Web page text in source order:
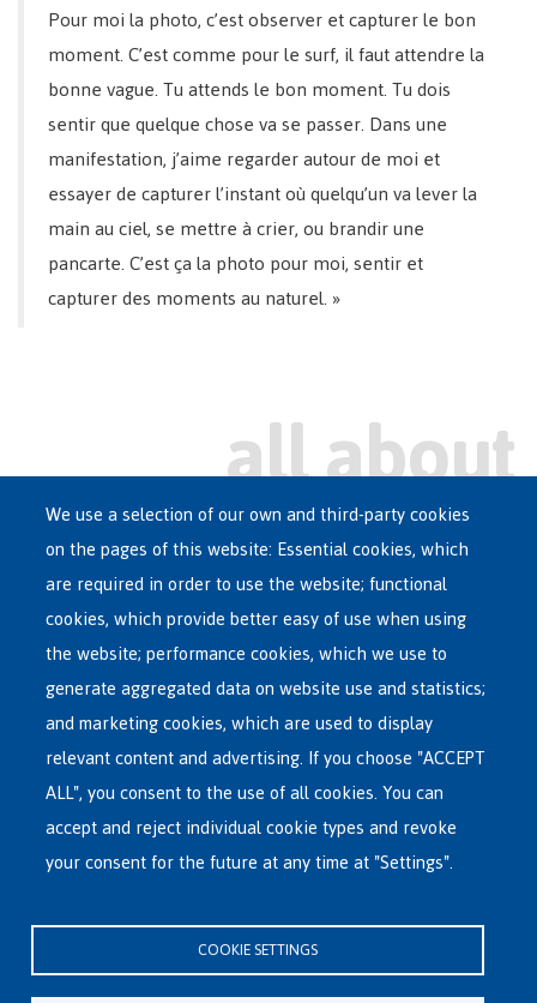
Pour moi la photo, c’est observer et capturer le bon
moment. C’est comme pour le surf, il faut attendre la
bonne vague. Tu attends le bon moment. Tu dois
sentir que quelque chose va se passer. Dans une
manifestation, j’aime regarder autour de moi et
essayer de capturer l’instant où quelqu’un va lever la
main au ciel, se mettre à crier, ou brandir une
pancarte. C’est ça la photo pour moi, sentir et
capturer des moments au naturel. »
Main
menu
ASYLUM IN BELGIUM
RECEPTION CENTRES
VOLUNTARY RETURN
INTERNATIONAL
Rue des Chartreux 21 , 1000 Bruxelles
E-mail : info@fedasil.be • T : +32-(0)2-213 44 11 • F : +32-(0)2-213 44 22
We use a selection of our own and third-party cookies
on the pages of this website: Essential cookies, which
are required in order to use the website; functional
cookies, which provide better easy of use when using
the website; performance cookies, which we use to
generate aggregated data on website use and statistics;
and marketing cookies, which are used to display
relevant content and advertising. If you choose "ACCEPT
ALL", you consent to the use of all cookies. You can
accept and reject individual cookie types and revoke
your consent for the future at any time at "Settings".
COOKIE SETTINGS